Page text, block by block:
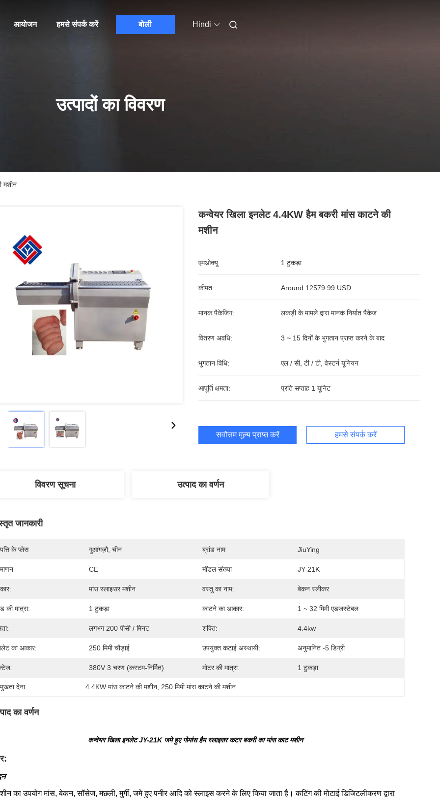
आयोजन हमसे संपर्क करें बोली Hindi
उत्पादों का विवरण
मशीन
कन्वेयर खिला इनलेट 4.4KW हैम बकरी मांस काटने की
मशीन
एमओक्यू: 1 टुकड़ा
कीमत: Around 12579.99 USD
मानक पैकेजिंग: लकड़ी के मामले द्वारा मानक निर्यात पैकेज
वितरण अवधि: 3 ~ 15 दिनों के भुगतान प्राप्त करने के बाद
भुगतान विधि: एल / सी, टी / टी, वेस्टर्न यूनियन
आपूर्ति क्षमता: प्रति सप्ताह 1 यूनिट
सर्वोत्तम मूल्य प्राप्त करें हमसे संपर्क करें
विवरण सूचना उत्पाद का वर्णन
जानकारी
के प्लेस गुआंगज़ौ, चीन ब्रांड नाम JiuYing
CE मॉडल संख्या JY-21K
मांस स्लाइसर मशीन वस्तु का नाम: बेकन स्लीकर
की मात्रा: 1 टुकड़ा काटने का आकार: 1 ~ 32 मिमी एडजस्टेबल
लगभग 200 पीसी / मिनट शक्ति: 4.4kw
का आकार: 250 मिमी चौड़ाई उपयुक्त कटाई अस्थायी: अनुमानित -5 डिग्री
380V 3 चरण (कस्टम-निर्मित) मोटर की मात्रा: 1 टुकड़ा
देना: 4.4KW मांस काटने की मशीन 250 मिमी मांस काटने की मशीन
का वर्णन
कन्वेयर खिला इनलेट JY-21K जमे हुए गोमांस हैम स्लाइसर कटर बकरी का मांस काट मशीन
का उपयोग मांस, बेकन, सॉसेज, मछली, मुर्गी, जमे हुए पनीर आदि को स्लाइस करने के लिए किया जाता है। कटिंग की मोटाई डिजिटलीकरण द्वारा